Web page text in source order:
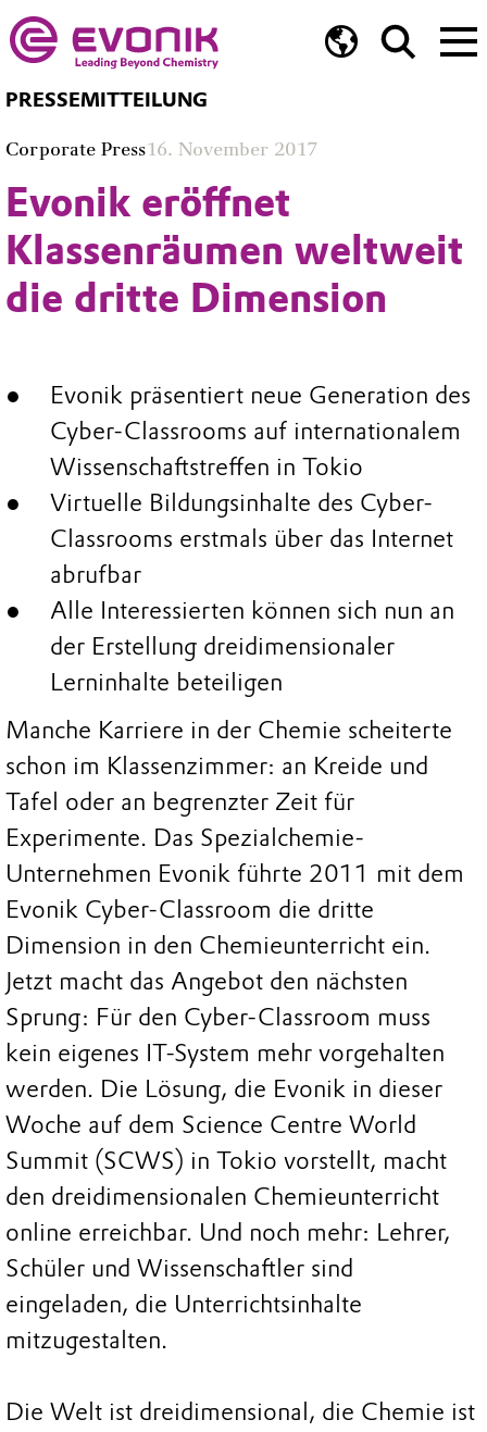
PRESSEMITTEILUNG
Corporate Press16. November 2017
Evonik eröffnet
Klassenräumen weltweit
die dritte Dimension
Evonik präsentiert neue Generation des
Cyber-Classrooms auf internationalem
Wissenschaftstreffen in Tokio
Virtuelle Bildungsinhalte des Cyber-
Classrooms erstmals über das Internet
abrufbar
Alle Interessierten können sich nun an
der Erstellung dreidimensionaler
Lerninhalte beteiligen
Manche Karriere in der Chemie scheiterte
schon im Klassenzimmer: an Kreide und
Tafel oder an begrenzter Zeit für
Experimente. Das Spezialchemie-
Unternehmen Evonik führte 2011 mit dem
Evonik Cyber-Classroom die dritte
Dimension in den Chemieunterricht ein.
Jetzt macht das Angebot den nächsten
Sprung: Für den Cyber-Classroom muss
kein eigenes IT-System mehr vorgehalten
werden. Die Lösung, die Evonik in dieser
Woche auf dem Science Centre World
Summit (SCWS) in Tokio vorstellt, macht
den dreidimensionalen Chemieunterricht
online erreichbar. Und noch mehr: Lehrer,
Schüler und Wissenschaftler sind
eingeladen, die Unterrichtsinhalte
mitzugestalten.
Die Welt ist dreidimensional, die Chemie ist